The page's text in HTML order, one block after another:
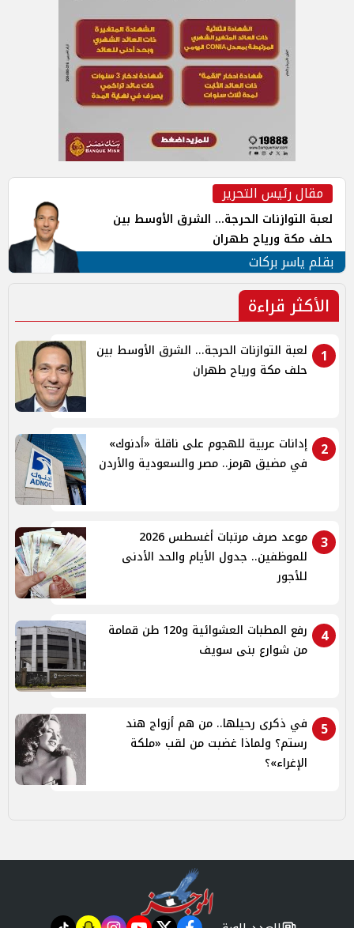
مقال رئيس التحرير
لعبة التوازنات الحرجة... الشرق الأوسط بين
حلف مكة ورياح طهران
بقلم ياسر بركات
الأكثر قراءة
1
لعبة التوازنات الحرجة... الشرق الأوسط بين
حلف مكة ورياح طهران
2
إدانات عربية للهجوم على ناقلة «أدنوك»
في مضيق هرمز.. مصر والسعودية والأردن
3
موعد صرف مرتبات أغسطس 2026
للموظفين.. جدول الأيام والحد الأدنى
للأجور
4
رفع المطبات العشوائية و120 طن قمامة
من شوارع بنى سويف
5
في ذكرى رحيلها.. من هم أزواج هند
رستم؟ ولماذا غضبت من لقب «ملكة
الإغراء»؟